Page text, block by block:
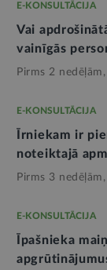
E-KONSULTĀCIJA
Vai
vainīgās
Pirms 2 nedēļām,
E-KONSULTĀCIJA
Īrniekam ir
noteiktajā
Pirms 3 nedēļām,
E-KONSULTĀCIJA
Īpašnieka